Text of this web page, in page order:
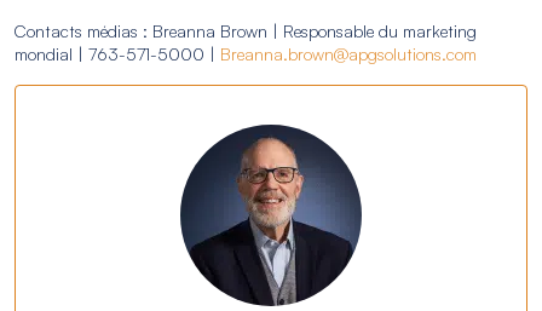
Contacts médias : Breanna Brown | Responsable du marketing
mondial | 763-571-5000 | Breanna.brown@apgsolutions.com